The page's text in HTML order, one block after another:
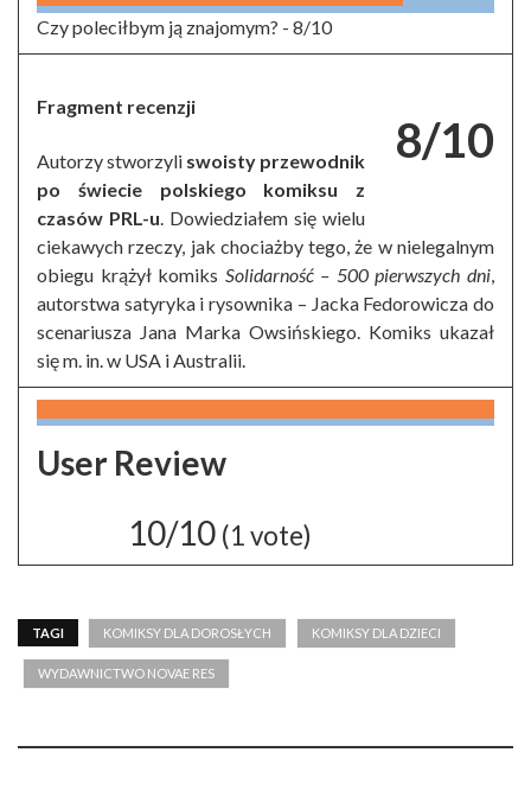
Czy poleciłbym ją znajomym? - 8/10
8/10
Fragment recenzji
Autorzy stworzyli swoisty przewodnik
po świecie polskiego komiksu z
czasów PRL-u. Dowiedziałem się wielu
ciekawych rzeczy, jak chociażby tego, że w nielegalnym
obiegu krążył komiks Solidarność – 500 pierwszych dni,
autorstwa satyryka i rysownika – Jacka Fedorowicza do
scenariusza Jana Marka Owsińskiego. Komiks ukazał
się m. in. w USA i Australii.
User Review
10/10 (1vote)
TAGI KOMIKSY DLA DOROSŁYCH KOMIKSY DLA DZIECI
WYDAWNICTWO NOVAE RES